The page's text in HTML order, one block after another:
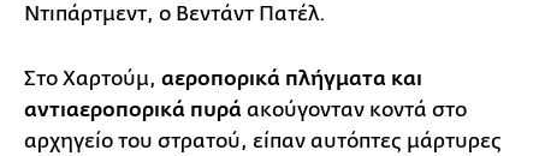
Ντιπάρτμεντ, ο Βεντάντ Πατέλ.
Στο Χαρτούμ, αεροπορικά πλήγματα και
αντιαεροπορικά πυρά ακούγονταν κοντά στο
αρχηγείο του στρατού, είπαν αυτόπτες μάρτυρες